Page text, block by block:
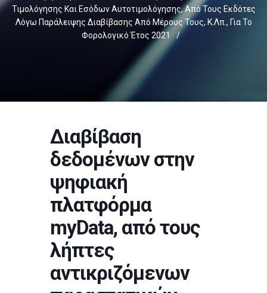
Τιμολόγησης Και Εσόδων Αυτοτιμολόγησης, Από Τους Εκδότες
Λόγω Παράλειψης Διαβίβασης Από Μέρους Τους, Κ.λπ., Για Το
Φορολογικό Έτος 2021
/
Διαβίβαση
δεδομένων στην
ψηφιακή
πλατφόρμα
myData, από τους
λήπτες
αντικριζόμενων